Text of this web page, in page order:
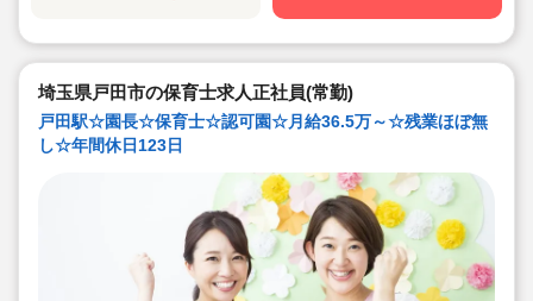
◇多彩なキャリアアップ研修 / 年間100以上実施 / 万全の
埼玉県戸田市の保育士求人正社員(常勤)
戸田駅☆園長☆保育士☆認可園☆月給36.5万～☆残業ほぼ無
し☆年間休日123日